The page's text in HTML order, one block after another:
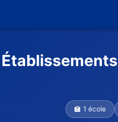
🏫 1 école